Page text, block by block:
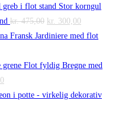
aktuelle
pris
er:
Stor korngul
kr.475,00 Den
oprindelige
var:
kr. 300,00
aktuelle
er:
Fransk Jardiniere med flot
Flot fyldig Bregne med
aktuelle
i potte - virkelig dekorativ